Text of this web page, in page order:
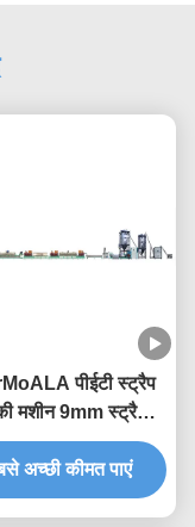
पीईटी स्ट्रैप
मशीन 9mm स्ट्रैपिंग
बनाने की मशीन
अच्छी कीमत पाएं